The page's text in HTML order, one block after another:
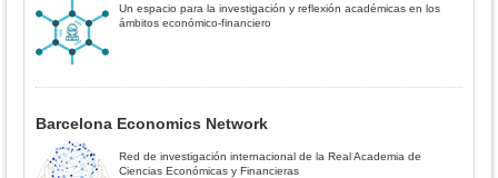
Un espacio para la investigación y reflexión académicas en los
ámbitos económico-financiero
Barcelona Economics Network
Red de investigación internacional de la Real Academia de
Ciencias Económicas y Financieras